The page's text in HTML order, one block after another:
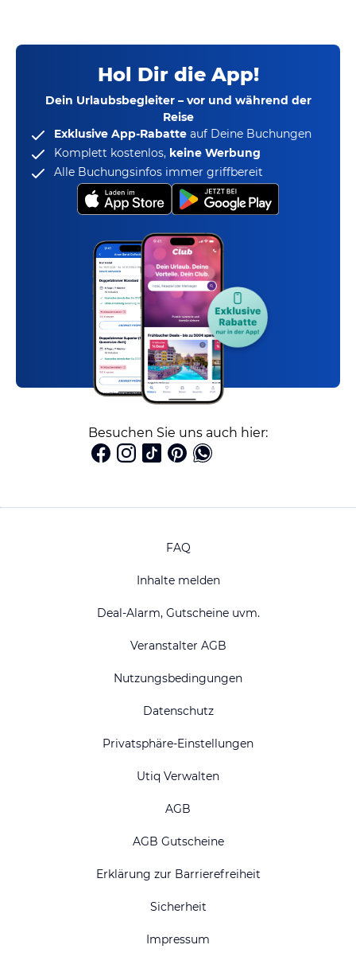
Hol Dir die App!
Dein Urlaubsbegleiter – vor und während der
Reise
Exklusive App-Rabatte auf Deine Buchungen
Komplett kostenlos, keine Werbung
Alle Buchungsinfos immer griffbereit
Besuchen Sie uns auch hier:
FAQ
Inhalte melden
Deal-Alarm, Gutscheine uvm.
Veranstalter AGB
Nutzungsbedingungen
Datenschutz
Privatsphäre-Einstellungen
Utiq Verwalten
AGB
AGB Gutscheine
Erklärung zur Barrierefreiheit
Sicherheit
Impressum